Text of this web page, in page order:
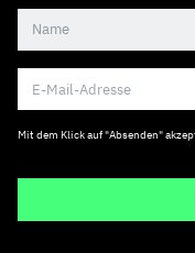
Mit dem Klick auf "Absenden"